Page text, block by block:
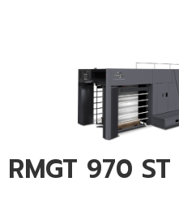
RMGT 970 ST